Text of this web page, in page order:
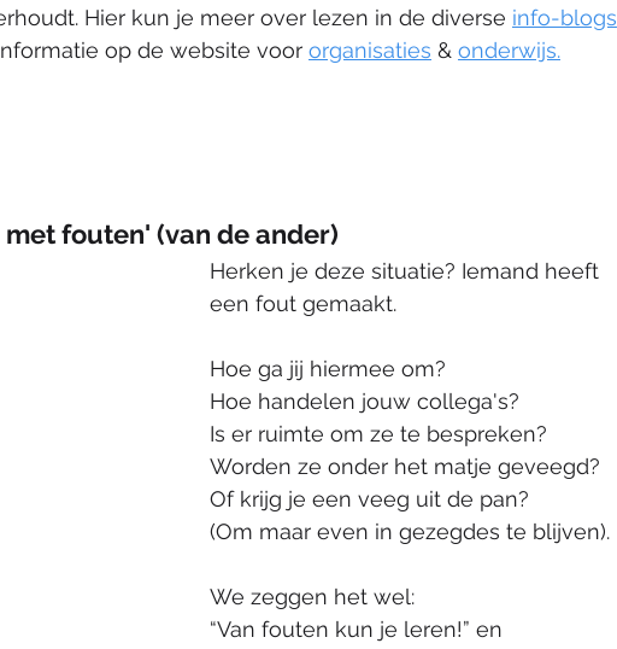
Hier kun je meer over lezen in de diverse info-blogs
op de website voor organisaties & onderwijs.
fouten' (van de ander)
Herken je deze situatie? Iemand heeft
een fout gemaakt.
Hoe ga jij hiermee om?
Hoe handelen jouw collega's?
Is er ruimte om ze te bespreken?
Worden ze onder het matje geveegd?
Of krijg je een veeg uit de pan?
(Om maar even in gezegdes te blijven).
We zeggen het wel:
“Van fouten kun je leren!” en